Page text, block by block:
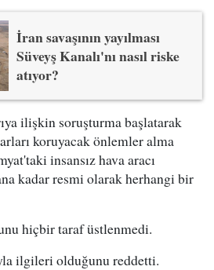
İran savaşının yayılması
Süveyş Kanalı'nı nasıl riske
atıyor?
ilişkin soruşturma başlatarak
koruyacak önlemler alma
insansız hava aracı
kadar resmi olarak herhangi bir
hiçbir taraf üstlenmedi.
ilgileri olduğunu reddetti.